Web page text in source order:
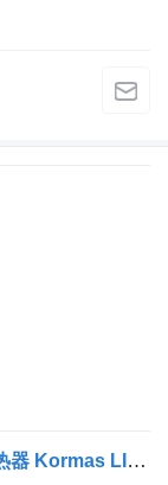
公共汽车 MAN Lion's bus (1991-) 的 加热器 Kormas LIONS CITY A23 (01.96-12.11) 5704300240014